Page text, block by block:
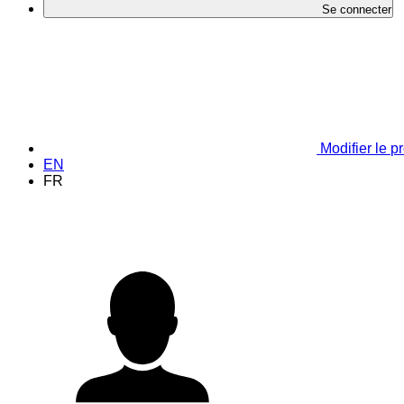
Se connecter
Modifier le
EN
FR